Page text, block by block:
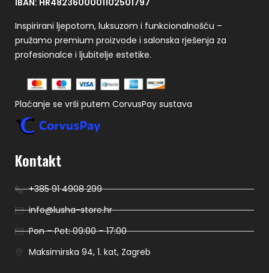
IBAN: HR4823600001102501797
Inspirirani ljepotom, luksuzom i funkcionalnošću –
pružamo premium proizvode i salonska rješenja za
profesionalce i ljubitelje estetike.
Plaćanje se vrši putem CorvusPay sustava
Kontakt
+385 91 4908 299
info@lusha-store.hr
Pon – Pet: 09:00 – 17:00
Maksimirska 94, 1. kat, Zagreb